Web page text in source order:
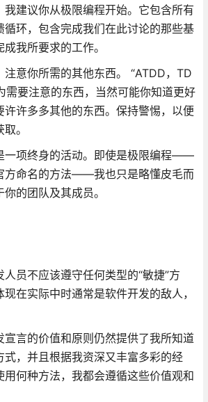
我建议你从极限编程开始。它包含所有
循环，包含完成我们在此讨论的那些基
我所要求的工作。
注意你所需的其他东西。 “ATDD，TD
需要注意的东西，当然可能你知道更好
许许多多其他的东西。保持警惕，以便
。
一项终身的活动。即使是极限编程——
方命名的方法——我也只是略懂皮毛而
的团队及其成员。
员不应该遵守任何类型的“敏捷”方
在实际中时通常是软件开发的敌人，
宣言的价值和原则仍然提供了我所知道
式，并且根据我资深又丰富多彩的经
用何种方法，我都会遵循这些价值观和